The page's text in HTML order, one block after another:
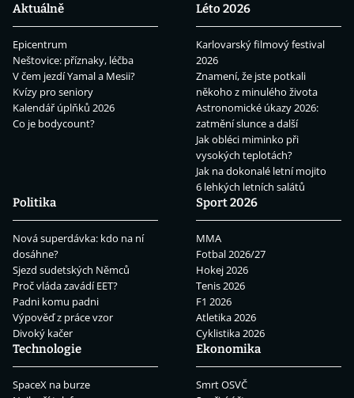
Aktuálně
Epicentrum
Neštovice: příznaky, léčba
V čem jezdí Yamal a Mesii?
Kvízy pro seniory
Kalendář úplňků 2026
Co je bodycount?
Léto 2026
Karlovarský filmový festival
2026
Znamení, že jste potkali
někoho z minulého života
Astronomické úkazy 2026:
zatmění slunce a další
Jak obléci miminko při
vysokých teplotách?
Jak na dokonalé letní mojito
6 lehkých letních salátů
Politika
Nová superdávka: kdo na ní
dosáhne?
Sjezd sudetských Němců
Proč vláda zavádí EET?
Padni komu padni
Výpověď z práce vzor
Divoký kačer
Sport 2026
MMA
Fotbal 2026/27
Hokej 2026
Tenis 2026
F1 2026
Atletika 2026
Cyklistika 2026
Technologie
SpaceX na burze
Ekonomika
Smrt OSVČ